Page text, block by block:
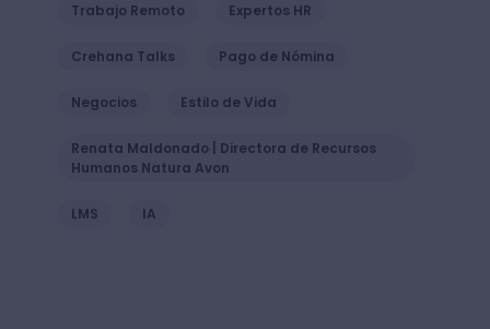
Trabajo Remoto Expertos HR
Crehana Talks Pago de Nómina
Negocios Estilo de Vida
Renata Maldonado | Directora de Recursos
Humanos Natura Avon
LMS IA